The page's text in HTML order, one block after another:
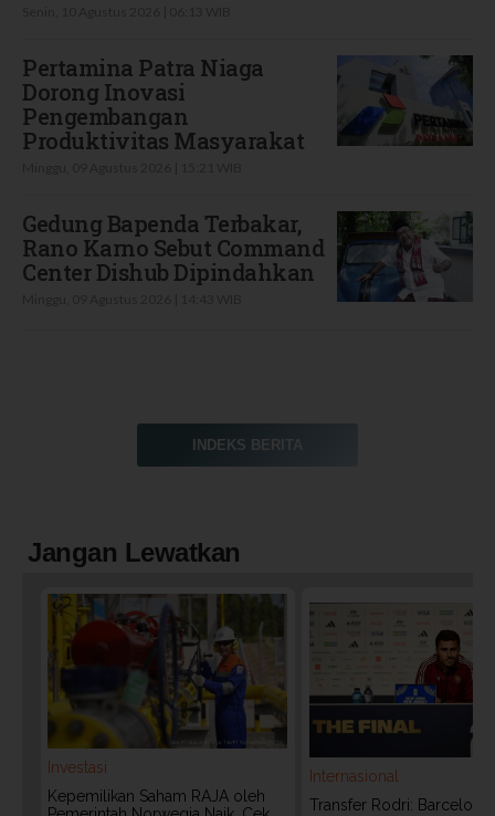
Pertamina Patra Niaga
Dorong Inovasi
Pengembangan
Produktivitas Masyarakat
Gedung Bapenda Terbakar,
Rano Karno Sebut Command
Center Dishub Dipindahkan
INDEKS BERITA
Jangan Lewatkan
Investasi
Kepemilikan Saham RAJA oleh
Internasional
Transfer Rodri: Barcelona